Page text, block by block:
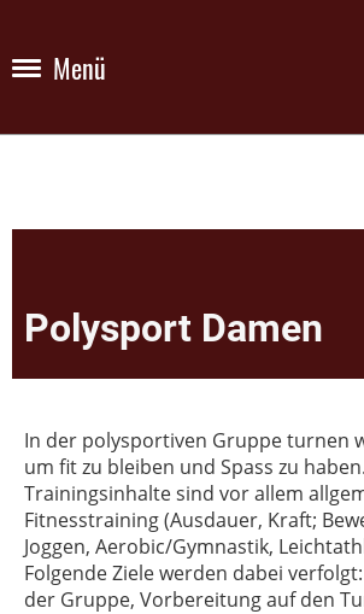
Menü
Polysport Damen
In der polysportiven Gruppe turnen
um fit zu bleiben und Spass zu haben.
Trainingsinhalte sind vor allem
Fitnesstraining (Ausdauer, Kraft;
Joggen, Aerobic/Gymnastik,
Folgende Ziele werden dabei
der Gruppe, Vorbereitung auf den